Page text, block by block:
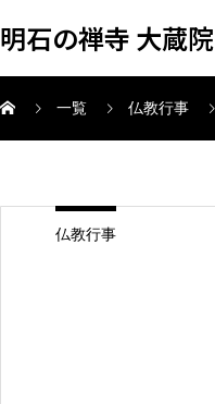
明石の禅寺 大蔵院
一覧 仏教行事
仏教行事